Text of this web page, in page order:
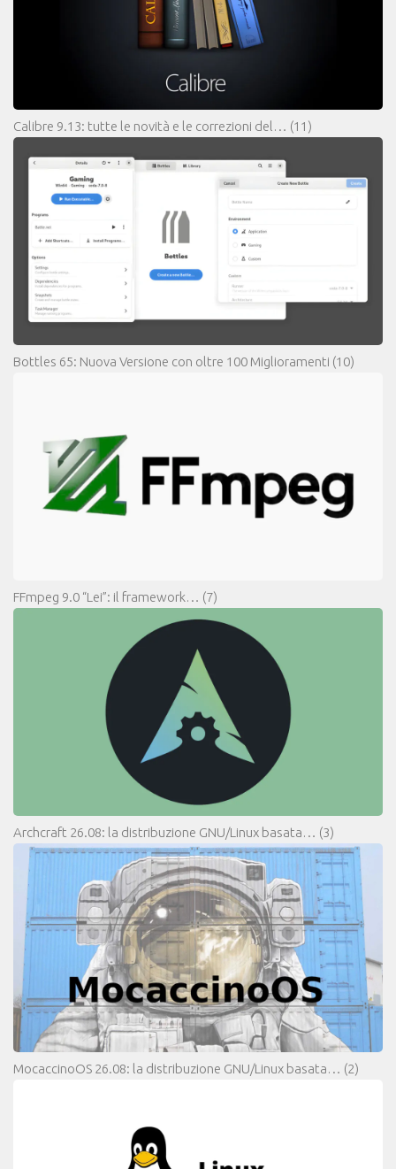
Calibre 9.13: tutte le novità e le correzioni del… (11)
Bottles 65: Nuova Versione con oltre 100 Miglioramenti (10)
FFmpeg 9.0 “Lei”: il framework… (7)
Archcraft 26.08: la distribuzione GNU/Linux basata… (3)
MocaccinoOS 26.08: la distribuzione GNU/Linux basata… (2)